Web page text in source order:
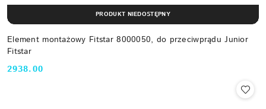
Element montażowy Fitstar 8000050, do przeciwprądu Junior
Fitstar
Cena:
2938.00
PRODUKT NIEDOSTĘPNY